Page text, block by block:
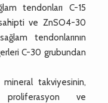
tendonları C-15
ve ZnSO4-30
tendonlarının
C-30 grubundan
takviyesinin,
ve